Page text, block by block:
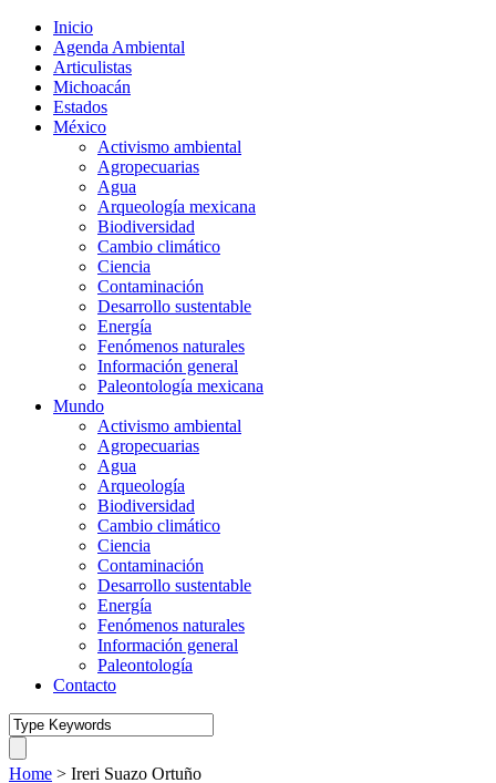
Inicio
Agenda Ambiental
Articulistas
Michoacán
Estados
México
Activismo ambiental
Agropecuarias
Agua
Arqueología mexicana
Biodiversidad
Cambio climático
Ciencia
Contaminación
Desarrollo sustentable
Energía
Fenómenos naturales
Información general
Paleontología mexicana
Mundo
Activismo ambiental
Agropecuarias
Agua
Arqueología
Biodiversidad
Cambio climático
Ciencia
Contaminación
Desarrollo sustentable
Energía
Fenómenos naturales
Información general
Paleontología
Contacto
Home > Ireri Suazo Ortuño